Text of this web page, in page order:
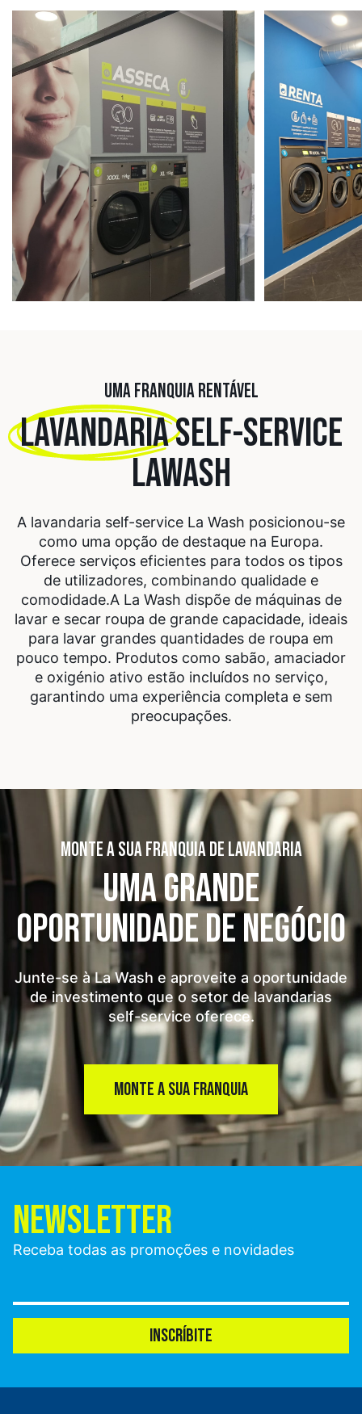
UMA FRANQUIA RENTÁVEL
LAVANDARIASELF-SERVICE
LAWASH
A lavandaria self-service La Wash posicionou-se
como uma opção de destaque na Europa.
Oferece serviços eficientes para todos os tipos
de utilizadores, combinando qualidade e
comodidade.A La Wash dispõe de máquinas de
lavar e secar roupa de grande capacidade, ideais
para lavar grandes quantidades de roupa em
pouco tempo. Produtos como sabão, amaciador
e oxigénio ativo estão incluídos no serviço,
garantindo uma experiência completa e sem
preocupações.
MONTE A SUA FRANQUIA DE LAVANDARIA
UMA GRANDE
OPORTUNIDADE DE NEGÓCIO
Junte-se à La Wash e aproveite a oportunidade
de investimento que o setor de lavandarias
self-service oferece.
MONTE A SUA FRANQUIA
NEWSLETTER
Receba todas as promoções e novidades
INSCRÍBITE